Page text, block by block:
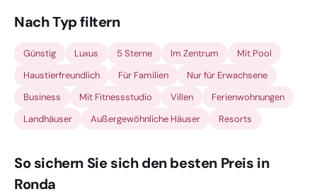
Nach Typ filtern
Günstig Luxus 5 Sterne Im Zentrum
Mit Pool
Haustierfreundlich
Für Familien
Nur für Erwachsene
Business
Mit Fitnessstudio Villen
Ferienwohnungen
Landhäuser
Außergewöhnliche Häuser Resorts
So sichern Sie sich den besten Preis in
Ronda